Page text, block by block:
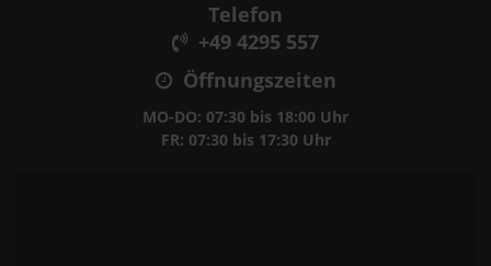
Telefon
+49 4295 557
Öffnungszeiten
MO-DO: 07:30 bis 18:00 Uhr
FR: 07:30 bis 17:30 Uhr